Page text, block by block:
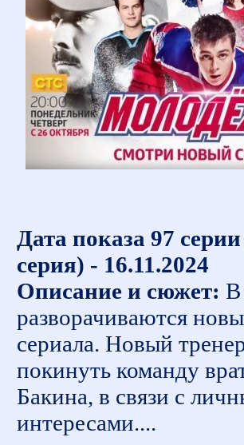
Дата показа 97 серии
серия) - 16.11.2024
Описание и сюжет: В
разворачиваются
сериала. Новый
покинуть команду
Бакина, в связи с
интересами....